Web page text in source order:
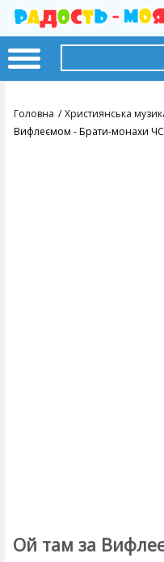
Головна Християнська
Вифлеємом - Брати-монахи
Ой там за